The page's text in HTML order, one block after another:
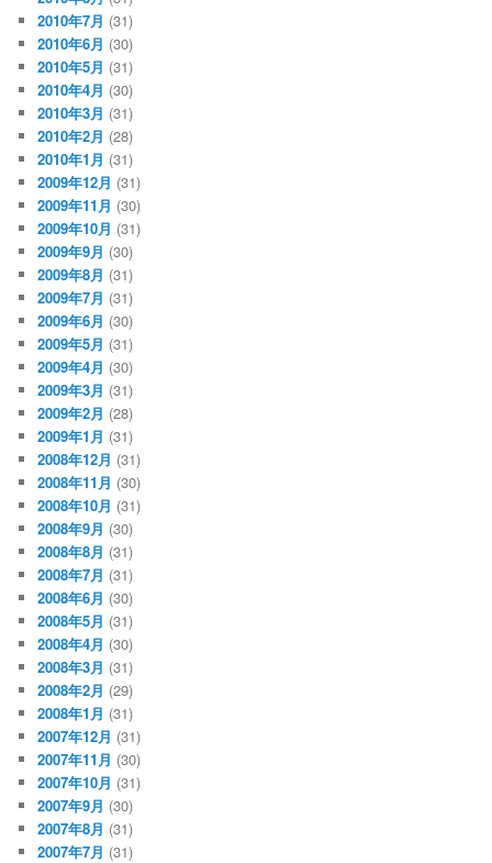
2010年7月 (31)
2010年6月 (30)
2010年5月 (31)
2010年4月 (30)
2010年3月 (31)
2010年2月 (28)
2010年1月 (31)
2009年12月 (31)
2009年11月 (30)
2009年10月 (31)
2009年9月 (30)
2009年8月 (31)
2009年7月 (31)
2009年6月 (30)
2009年5月 (31)
2009年4月 (30)
2009年3月 (31)
2009年2月 (28)
2009年1月 (31)
2008年12月 (31)
2008年11月 (30)
2008年10月 (31)
2008年9月 (30)
2008年8月 (31)
2008年7月 (31)
2008年6月 (30)
2008年5月 (31)
2008年4月 (30)
2008年3月 (31)
2008年2月 (29)
2008年1月 (31)
2007年12月 (31)
2007年11月 (30)
2007年10月 (31)
2007年9月 (30)
2007年8月 (31)
2007年7月 (31)